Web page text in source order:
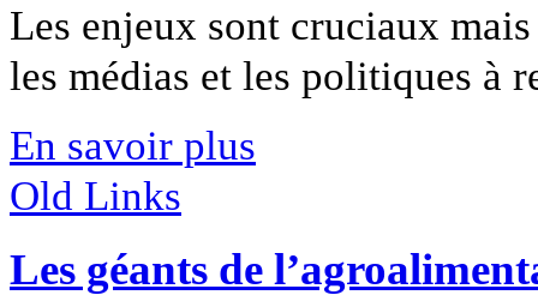
Les enjeux sont cruciaux
les médias et les politiques à
En savoir plus
Old Links
Les géants de